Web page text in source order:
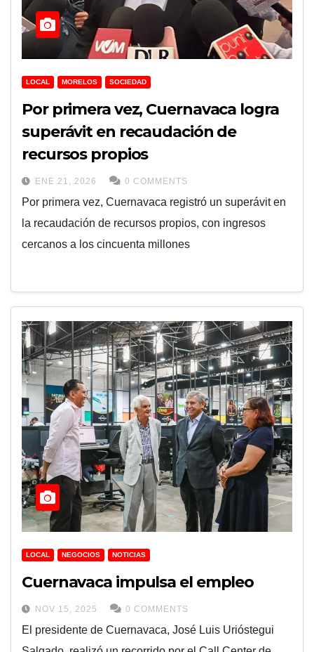
LOCAL MORELOS SOCIEDAD
Por primera vez, Cuernavaca logra
superávit en recaudación de
recursos propios
ENE 21, 2026 0 COMMENTS
Por primera vez, Cuernavaca registró un superávit en
la recaudación de recursos propios, con ingresos
cercanos a los cincuenta millones
LOCAL NEGOCIOS NOTICIAS
Cuernavaca impulsa el empleo
NOV 15, 2025 0 COMMENTS
El presidente de Cuernavaca, José Luis Urióstegui